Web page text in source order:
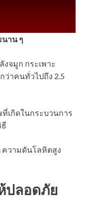
นาน ๆ
งจมูก กระเพาะ
ว่าคนทั่วไปถึง 2.5
เกิดในกระบวนการ
ความดันโลหิตสูง
ปลอดภัย